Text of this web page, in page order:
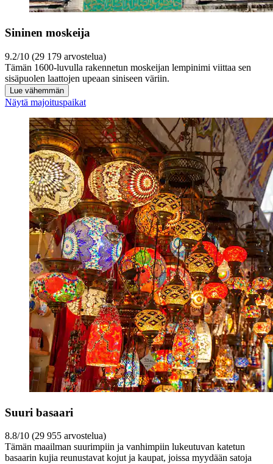
Sininen moskeija
9.2/10 (29 179 arvostelua)
Tämän 1600-luvulla rakennetun moskeijan lempinimi viittaa sen
sisäpuolen laattojen upeaan siniseen väriin.
Lue vähemmän
Näytä majoituspaikat
Suuri basaari
8.8/10 (29 955 arvostelua)
Tämän maailman suurimpiin ja vanhimpiin lukeutuvan katetun
basaarin kujia reunustavat kojut ja kaupat, joissa myydään satoja